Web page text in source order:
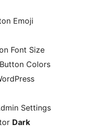
Emoji
Font Size
Colors
Settings
Dark